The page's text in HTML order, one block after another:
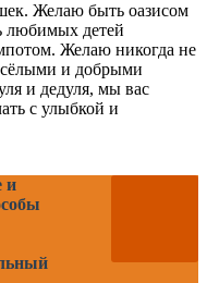
Желаю быть оазисом
любимых детей
Желаю никогда не
и добрыми
и дедуля, мы вас
с улыбкой и
и